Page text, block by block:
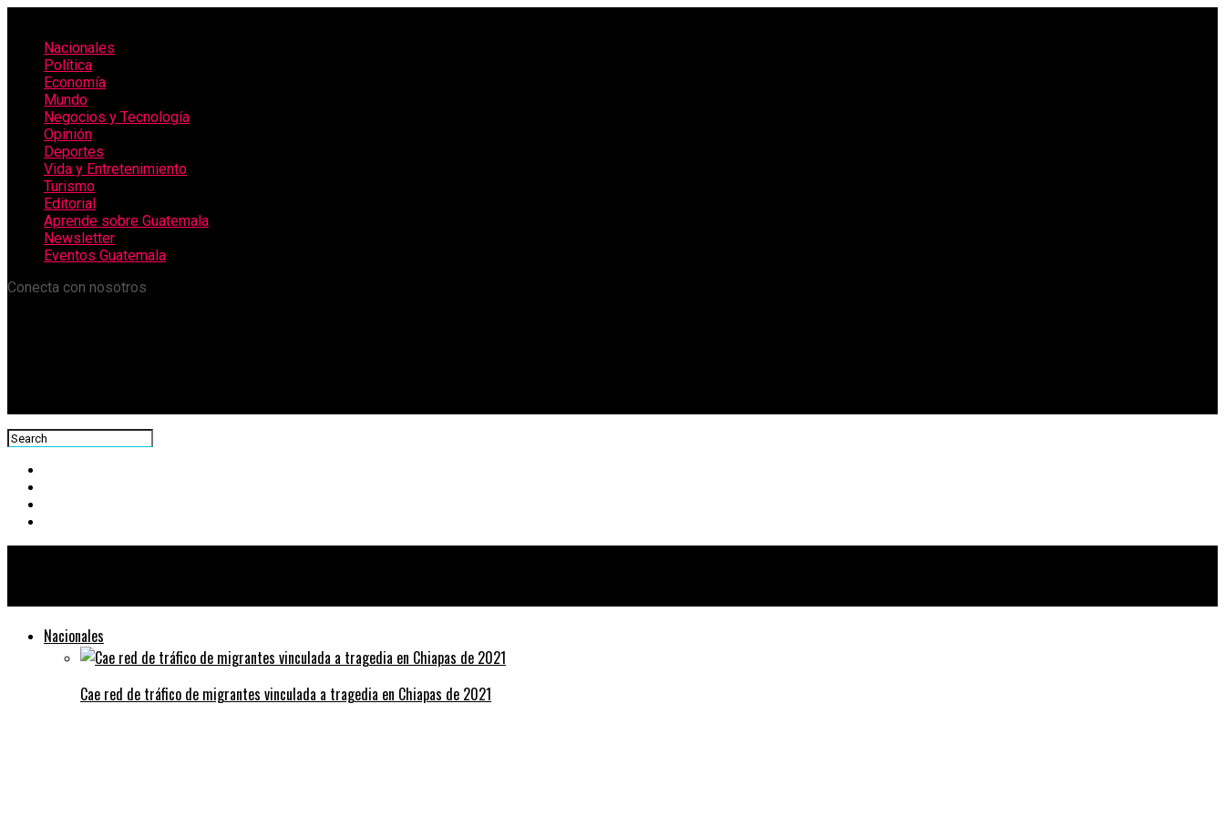
Nacionales
Política
Economía
Mundo
Negocios y Tecnología
Opinión
Deportes
Vida y Entretenimiento
Turismo
Editorial
Aprende sobre Guatemala
Newsletter
Eventos Guatemala
Conecta con nosotros
Nacionales
Cae red de tráfico de migrantes vinculada a tragedia en Chiapas de 2021